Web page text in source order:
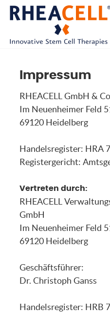
Impressum
RHEACELL GmbH &
Im Neuenheimer Feld
69120 Heidelberg
Handelsregister: HRA
Registergericht:
Vertreten durch:
RHEACELL
GmbH
Im Neuenheimer Feld
69120 Heidelberg
Geschäftsführer:
Dr. Christoph Ganss
Handelsregister: HRB